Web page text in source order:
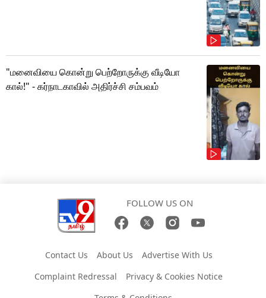
"மனைவியை கொன்று பெற்றோருக்கு வீடியோ
கால்!" - கர்நாடகாவில் அதிர்ச்சி சம்பவம்
FOLLOW US ON
Contact Us About Us
Advertise With Us
Complaint Redressal
Privacy & Cookies Notice